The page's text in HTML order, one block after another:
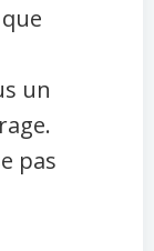
un
pas